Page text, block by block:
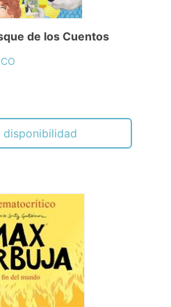
de los Cuentos
disponibilidad